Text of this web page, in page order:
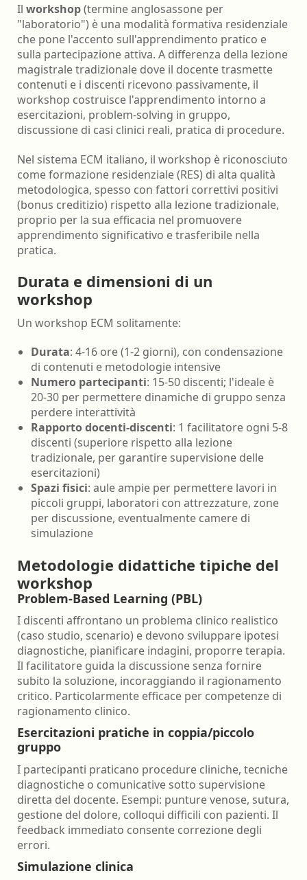
Il workshop(termine anglosassone per
"laboratorio") è una modalità formativa residenziale
che pone l'accento sull'apprendimento pratico e
sulla partecipazione attiva. A differenza della lezione
magistrale tradizionale dove il docente trasmette
contenuti e i discenti ricevono passivamente, il
workshop costruisce l'apprendimento intorno a
esercitazioni, problem-solving in gruppo,
discussione di casi clinici reali, pratica di procedure.
Nel sistema ECM italiano, il workshop è riconosciuto
come formazione residenziale (RES) di alta qualità
metodologica, spesso con fattori correttivi positivi
(bonus creditizio) rispetto alla lezione tradizionale,
proprio per la sua efficacia nel promuovere
apprendimento significativo e trasferibile nella
pratica.
Durata e dimensioni di un
workshop
Un workshop ECM solitamente:
Durata: 4-16 ore (1-2 giorni), con condensazione
di contenuti e metodologie intensive
Numero partecipanti: 15-50 discenti; l'ideale è
20-30 per permettere dinamiche di gruppo senza
perdere interattività
Rapporto docenti-discenti: 1 facilitatore ogni 5-8
discenti (superiore rispetto alla lezione
tradizionale, per garantire supervisione delle
esercitazioni)
Spazi fisici: aule ampie per permettere lavori in
piccoli gruppi, laboratori con attrezzature, zone
per discussione, eventualmente camere di
simulazione
Metodologie didattiche tipiche del
workshop
Problem-Based Learning (PBL)
I discenti affrontano un problema clinico realistico
(caso studio, scenario) e devono sviluppare ipotesi
diagnostiche, pianificare indagini, proporre terapia.
Il facilitatore guida la discussione senza fornire
subito la soluzione, incoraggiando il ragionamento
critico. Particolarmente efficace per competenze di
ragionamento clinico.
Esercitazioni pratiche in coppia/piccolo
gruppo
I partecipanti praticano procedure cliniche, tecniche
diagnostiche o comunicative sotto supervisione
diretta del docente. Esempi: punture venose, sutura,
gestione del dolore, colloqui difficili con pazienti. Il
feedback immediato consente correzione degli
errori.
Simulazione clinica